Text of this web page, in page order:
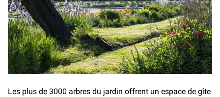
Les plus de 3000 arbres du jardin offrent un espace de gîte